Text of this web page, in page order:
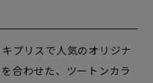
プリスで人気のオリジナ
合わせた、ツートンカラ